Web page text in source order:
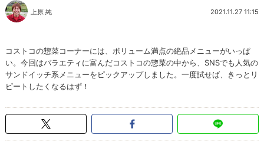
上原 純 2021.11.27 11:15
コストコの惣菜コーナーには、ボリューム満点の絶品メニューがいっぱ
い。今回はバラエティに富んだコストコの惣菜の中から、SNSでも人気の
サンドイッチ系メニューをピックアップしました。一度試せば、きっとリ
ピートしたくなるはず！